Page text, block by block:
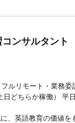
コンサルタント
ルリモート・業務
どちらか稼働） 平
、英語教育の価値を